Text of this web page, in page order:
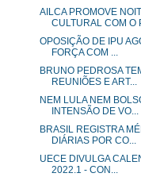
AILCA PROMOVE
CULTURAL COM O
OPOSIÇÃO DE IPU
FORÇA COM ...
BRUNO PEDROSA
REUNIÕES E ART...
NEM LULA NEM
INTENSÃO DE VO...
BRASIL REGISTRA
DIÁRIAS POR CO...
UECE DIVULGA
2022.1 - CON...